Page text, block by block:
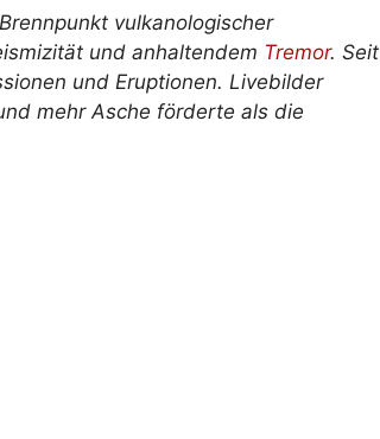
vulkanologischer
und anhaltendem Tremor. Seit
und Eruptionen. Livebilder
mehr Asche förderte als die